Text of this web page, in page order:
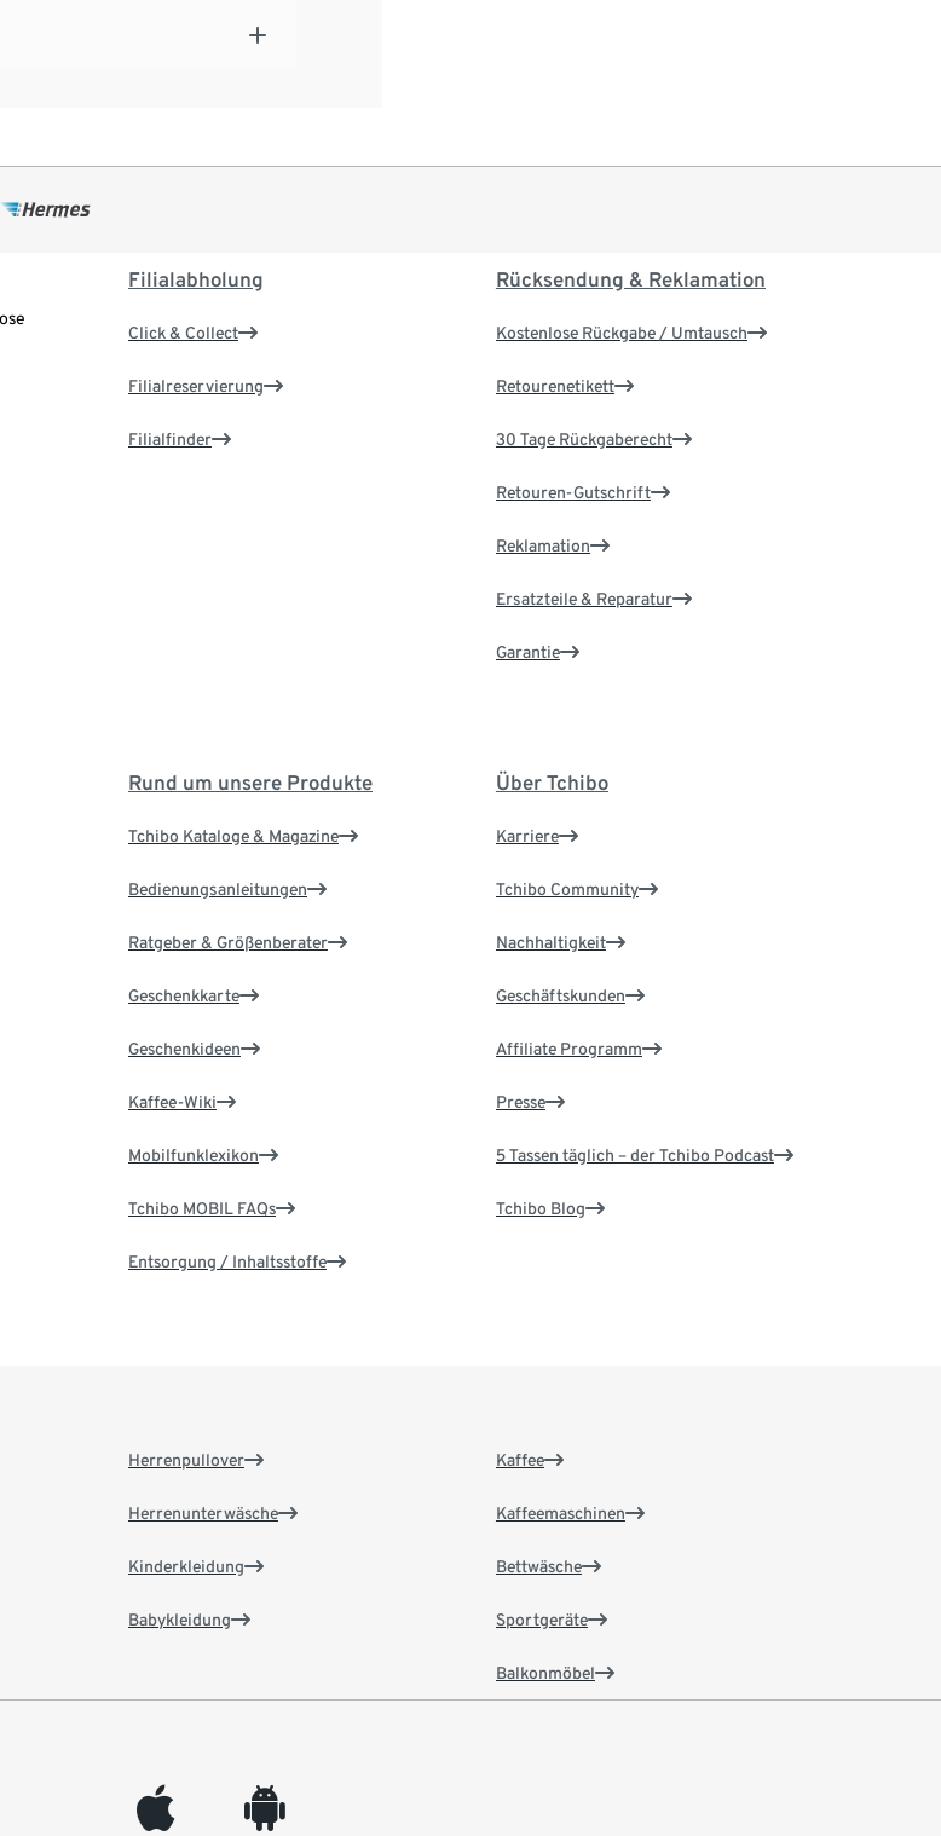
Filialabholung
Click & Collect
Filialreservierung
Filialfinder
Rücksendung & Reklamation
Kostenlose Rückgabe / Umtausch
Retourenetikett
30 Tage Rückgaberecht
Retouren-Gutschrift
Reklamation
Ersatzteile & Reparatur
Garantie
Rund um unsere Produkte
Tchibo Kataloge & Magazine
Bedienungsanleitungen
Ratgeber & Größenberater
Geschenkkarte
Geschenkideen
Kaffee-Wiki
Mobilfunklexikon
Tchibo MOBIL FAQs
Entsorgung / Inhaltsstoffe
Über Tchibo
Karriere
Tchibo Community
Nachhaltigkeit
Geschäftskunden
Affiliate Programm
Presse
5 Tassen täglich – der Tchibo Podcast
Tchibo Blog
Herrenpullover
Herrenunterwäsche
Kinderkleidung
Babykleidung
Kaffee
Kaffeemaschinen
Bettwäsche
Sportgeräte
Balkonmöbel
appleinc android